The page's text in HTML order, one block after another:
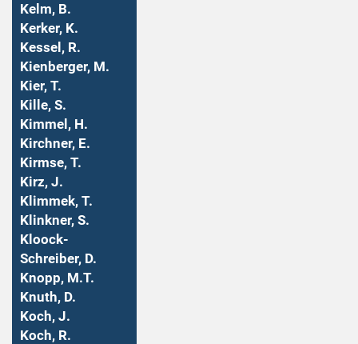
Kelm, B.
Kerker, K.
Kessel, R.
Kienberger, M.
Kier, T.
Kille, S.
Kimmel, H.
Kirchner, E.
Kirmse, T.
Kirz, J.
Klimmek, T.
Klinkner, S.
Kloock-
Schreiber, D.
Knopp, M.T.
Knuth, D.
Koch, J.
Koch, R.